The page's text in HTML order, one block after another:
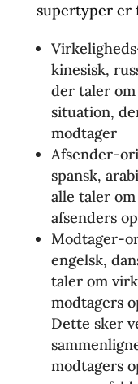
supertyper er
kinesisk,
der taler
situation,
modtager
Afsender-
spansk,
alle taler
afsenders
Modtager-
engelsk,
taler om
modtagers
Dette sker
modtagers